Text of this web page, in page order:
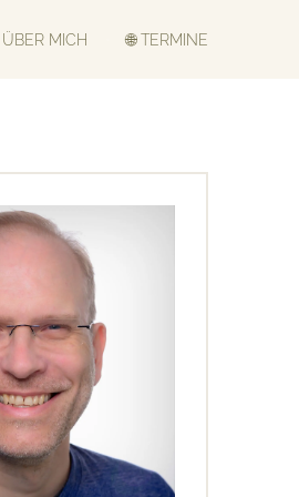
ÜBER MICH 🌐 TERMINE